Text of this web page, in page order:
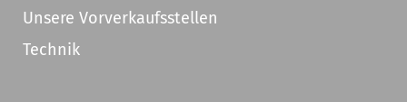
Unsere Vorverkaufsstellen
Technik